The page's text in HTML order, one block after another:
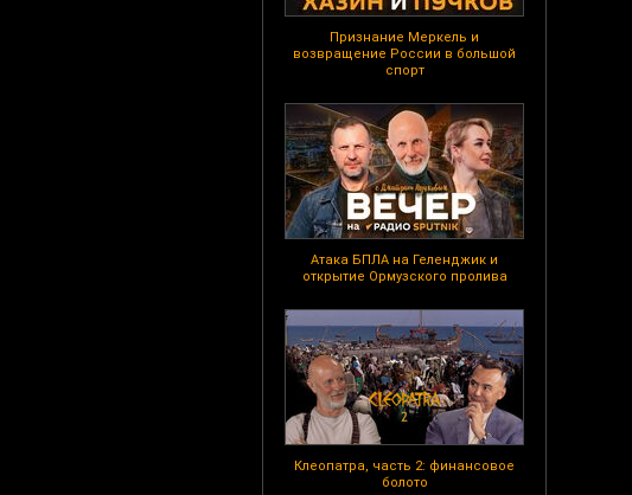
Признание Меркель и
возвращение России в большой
спорт
Атака БПЛА на Геленджик и
открытие Ормузского пролива
Клеопатра, часть 2: финансовое
болото